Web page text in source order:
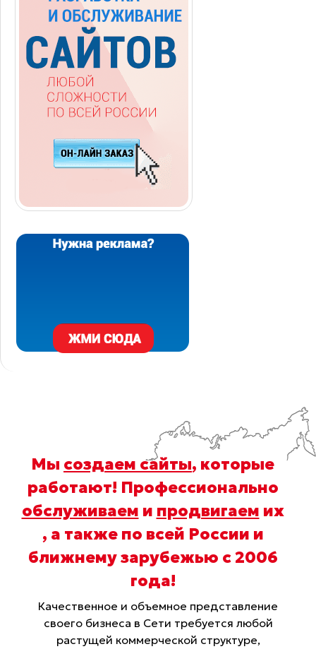
Мы создаем сайты, которые
работают! Профессионально
обслуживаем и продвигаем их
, а также по всей России и
ближнему зарубежью с 2006
года!
Качественное и объемное представление
своего бизнеса в Сети требуется любой
растущей коммерческой структуре,